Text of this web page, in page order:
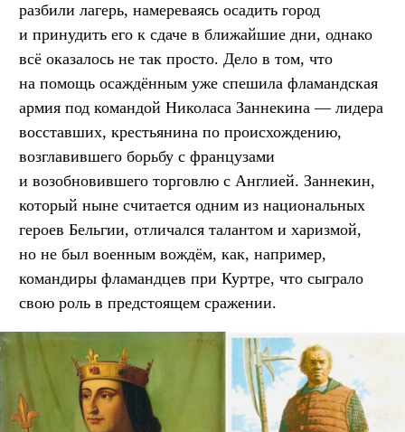
разбили лагерь, намереваясь осадить город
и принудить его к сдаче в ближайшие дни, однако
всё оказалось не так просто. Дело в том, что
на помощь осаждённым уже спешила фламандская
армия под командой Николаса Заннекина — лидера
восставших, крестьянина по происхождению,
возглавившего борьбу с французами
и возобновившего торговлю с Англией. Заннекин,
который ныне считается одним из национальных
героев Бельгии, отличался талантом и харизмой,
но не был военным вождём, как, например,
командиры фламандцев при Куртре, что сыграло
свою роль в предстоящем сражении.